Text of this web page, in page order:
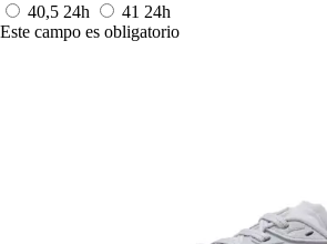
40,5 24h 41 24h
Este campo es obligatorio